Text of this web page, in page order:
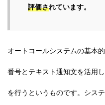
評価されています。
オートコールシステムの基本
番号とテキスト通知文を活用
を行うというものです。シス